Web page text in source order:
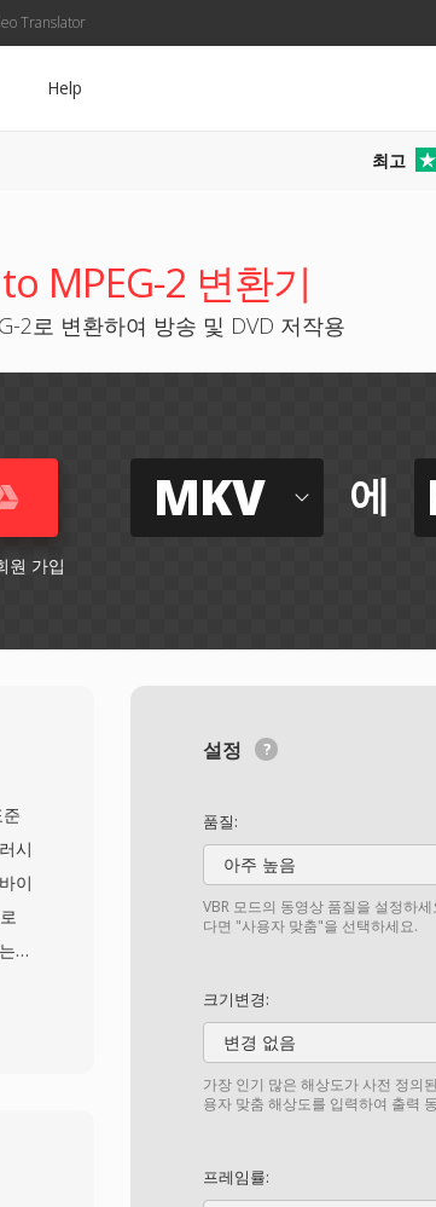
Translator
Help
최고
MPEG-2 변환기
2로 변환하여 방송 및 DVD 저작용
원 가입
MKV 에
설정
품질:
아주 높음
VBR 모드의 동영상 품질을 설정하
다면 "사용자 맞춤"을 선택하세요.
크기변경:
변경 없음
가장 인기 많은 해상도가 사전 정의
용자 맞춤 해상도를 입력하여 출력
프레임률:
시
이